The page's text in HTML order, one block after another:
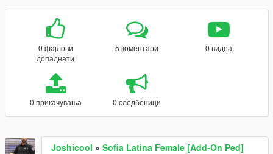
0 фајлови
допаднати
5 коментари 0 видеа
0 прикачувања 0 следбеници
Joshicool » Sofia Latina Female [Add-On Ped]